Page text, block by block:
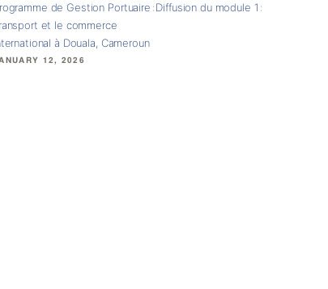
de Gestion Portuaire : Diffusion du module 1 :
et le commerce
à Douala, Cameroun
12, 2026